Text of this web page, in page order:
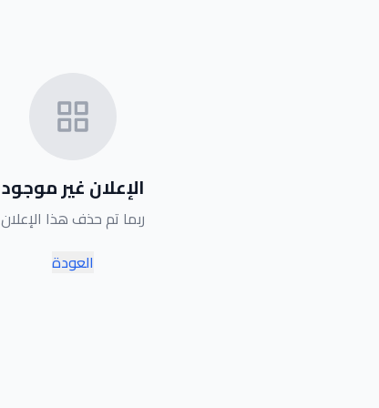
الإعلان غير موجود
ربما تم حذف هذا الإعلان
العودة